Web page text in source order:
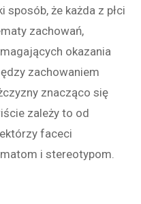
że każda z płci
zachowań,
okazania
zachowaniem
znacząco się
zależy to od
faceci
i stereotypom.